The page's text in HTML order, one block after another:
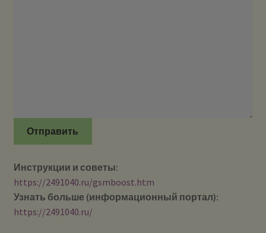
Отправить
Инструкции и советы:
https://2491040.ru/gsmboost.htm
Узнать больше (информационный портал):
https://2491040.ru/